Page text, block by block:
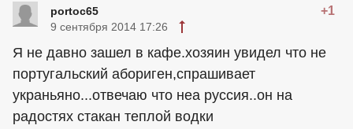
portoc65 +1
9 сентября 2014 17:26
Я не давно зашел в кафе.хозяин увидел что не
португальский абориген,спрашивает
украньяно...отвечаю что неа руссия..он на
радостях стакан теплой водки